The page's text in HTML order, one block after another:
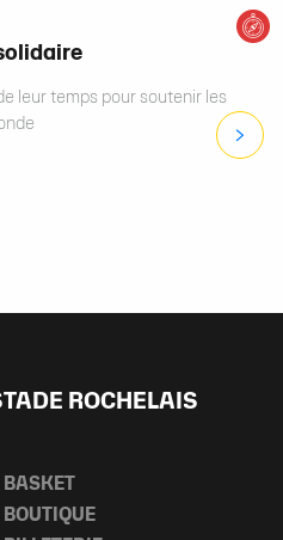
leur temps pour soutenir les
ROCHELAIS